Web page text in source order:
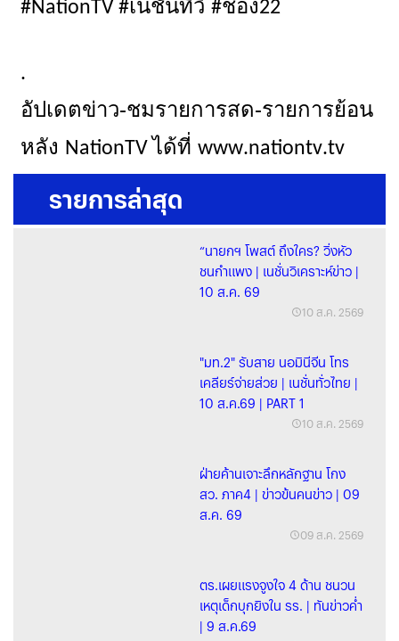
#NationTV #เนชั่นทีวี #ช่อง22
.
อัปเดตข่าว-ชมรายการสด-รายการย้อน
หลัง NationTV ได้ที่ www.nationtv.tv
รายการล่าสุด
“นายกฯ โพสต์ ถึงใคร? วิ่งหัว
ชนกำแพง | เนชั่นวิเคราะห์ข่าว |
10 ส.ค. 69
10 ส.ค. 2569
"มท.2" รับสาย นอมินีจีน โทร
เคลียร์จ่ายส่วย | เนชั่นทั่วไทย |
10 ส.ค.69 | PART 1
10 ส.ค. 2569
ฝ่ายค้านเจาะลึกหลักฐาน โกง
สว. ภาค4 | ข่าวข้นคนข่าว | 09
ส.ค. 69
09 ส.ค. 2569
ตร.เผยแรงจูงใจ 4 ด้าน ชนวน
เหตุเด็กบุกยิงใน รร. | ทันข่าวค่ำ
| 9 ส.ค.69